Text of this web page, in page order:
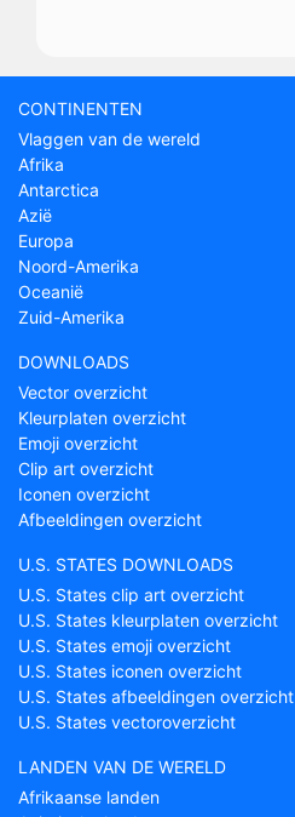
CONTINENTEN
Vlaggen van de wereld
Afrika
Antarctica
Azië
Europa
Noord-Amerika
Oceanië
Zuid-Amerika
DOWNLOADS
Vector overzicht
Kleurplaten overzicht
Emoji overzicht
Clip art overzicht
Iconen overzicht
Afbeeldingen overzicht
U.S. STATES DOWNLOADS
U.S. States clip art overzicht
U.S. States kleurplaten overzicht
U.S. States emoji overzicht
U.S. States iconen overzicht
U.S. States afbeeldingen overzicht
U.S. States vectoroverzicht
LANDEN VAN DE WERELD
Afrikaanse landen